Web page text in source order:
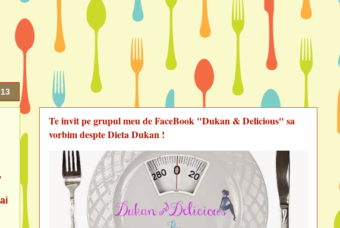
Te invit pe grupul meu de FaceBook "Dukan & Delicious" sa
vorbim despte Dieta Dukan !